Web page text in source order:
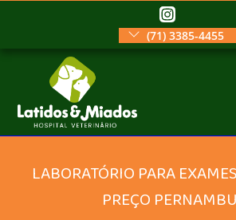
(71) 3385-4455
LABORATÓRIO PARA
PREÇO